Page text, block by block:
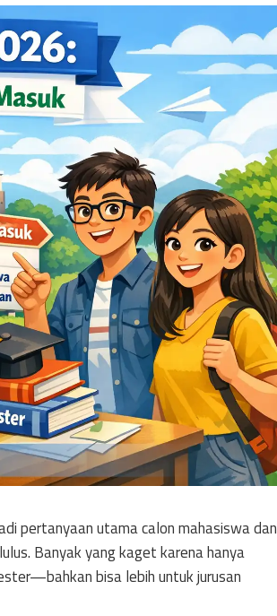
pertanyaan utama calon mahasiswa dan
Banyak yang kaget karena hanya
bisa lebih untuk jurusan